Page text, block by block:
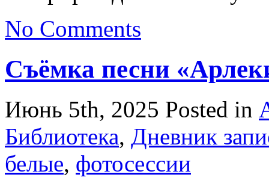
No Comments
Съёмка песни
Июнь 5th, 2025 Posted in
Библиотека, Дневник
белые, фотосессии